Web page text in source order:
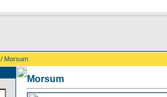
/ Morsum
Morsum